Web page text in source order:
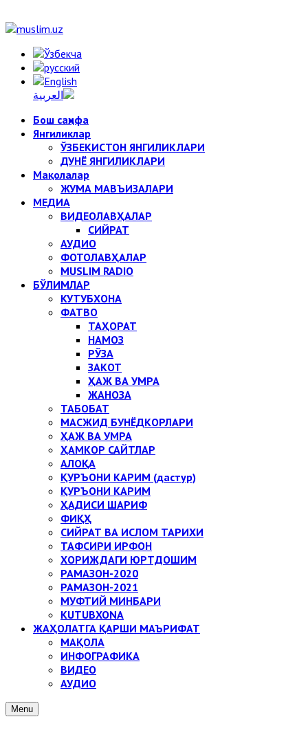
Бош саҳифа
Янгиликлар
ЎЗБЕКИСТОН ЯНГИЛИКЛАРИ
ДУНЁ ЯНГИЛИКЛАРИ
Мақолалар
ЖУМА МАВЪИЗАЛАРИ
МЕДИА
ВИДЕОЛАВҲАЛАР
СИЙРАТ
АУДИО
ФОТОЛАВҲАЛАР
MUSLIM RADIO
БЎЛИМЛАР
КУТУБХОНА
ФАТВО
ТАҲОРАТ
НАМОЗ
РЎЗА
ЗАКОТ
ҲАЖ ВА УМРА
ЖАНОЗА
ТАБОБАТ
МАСЖИД БУНЁДКОРЛАРИ
ҲАЖ ВА УМРА
ҲАМКОР САЙТЛАР
АЛОҚА
ҚУРЪОНИ КАРИМ (дастур)
ҚУРЪОНИ КАРИМ
ҲАДИСИ ШАРИФ
ФИҚҲ
СИЙРАТ ВА ИСЛОМ ТАРИХИ
ТАФСИРИ ИРФОН
ХОРИЖДАГИ ЮРТДОШИМ
РАМАЗОН-2020
РАМАЗОН-2021
МУФТИЙ МИНБАРИ
KUTUBXONA
ЖАҲОЛАТГА ҚАРШИ МАЪРИФАТ
МАҚОЛА
ИНФОГРАФИКА
ВИДЕО
АУДИО
Menu